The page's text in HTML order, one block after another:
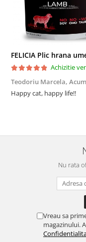
Achizitie
Teodoriu Marcela,
Happy cat, happy life!!
Nu rata
Vreau sa
magazinului.